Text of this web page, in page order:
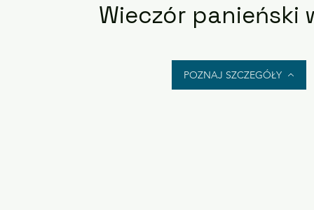
Wieczór panieński
POZNAJ SZCZEGÓŁY